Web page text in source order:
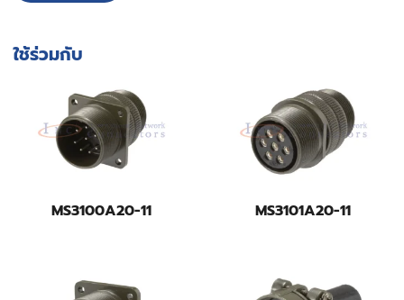
ใช้ร่วมกับ
MS3100A20-11 MS3101A20-11